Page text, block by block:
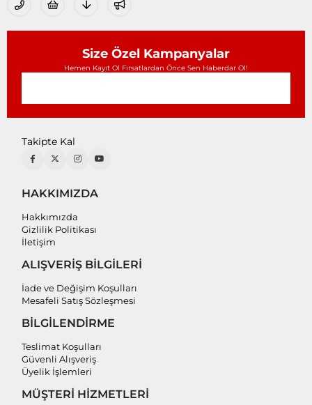
Size Özel Kampanyalar
Hemen Kayıt Ol Fırsatlardan Önce Sen Haberdar Ol!
Takipte Kal
HAKKIMIZDA
Hakkımızda
Gizlilik Politikası
İletişim
ALIŞVERİŞ BİLGİLERİ
İade ve Değişim Koşulları
Mesafeli Satış Sözleşmesi
BİLGİLENDİRME
Teslimat Koşulları
Güvenli Alışveriş
Üyelik İşlemleri
MÜŞTERİ HİZMETLERİ